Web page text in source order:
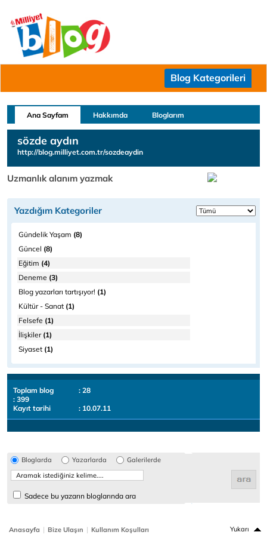
Blog Kategorileri
Ana Sayfam Hakkımda Bloglarım
sözde aydın
http://blog.milliyet.com.tr/sozdeaydin
Uzmanlık alanım yazmak
Yazdığım Kategoriler
Gündelik Yaşam (8)
Güncel (8)
Eğitim (4)
Deneme (3)
Blog yazarları tartışıyor! (1)
Kültür - Sanat (1)
Felsefe (1)
İlişkiler(1)
Siyaset (1)
Toplam blog
: 28
: 399
Kayıt tarihi
: 10.07.11
Bloglarda Yazarlarda Galerilerde
Sadece bu yazarın bloglarında ara
Anasayfa | Bize Ulaşın | Kullanım Koşulları Yukarı